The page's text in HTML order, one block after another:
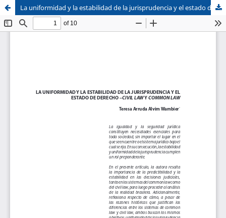
Sistema de
Bibliotecas
Facultad de
Derecho
La uniformidad y la estabilidad de la jurisprudencia y el estado de derecho- Civil Law y Common Lay